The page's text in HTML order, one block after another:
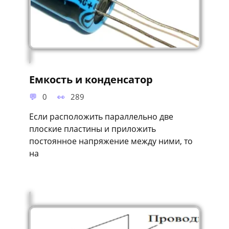
Емкость и конденсатор
0 289
Если расположить параллельно две
плоские пластины и приложить
постоянное напряжение между ними, то
на